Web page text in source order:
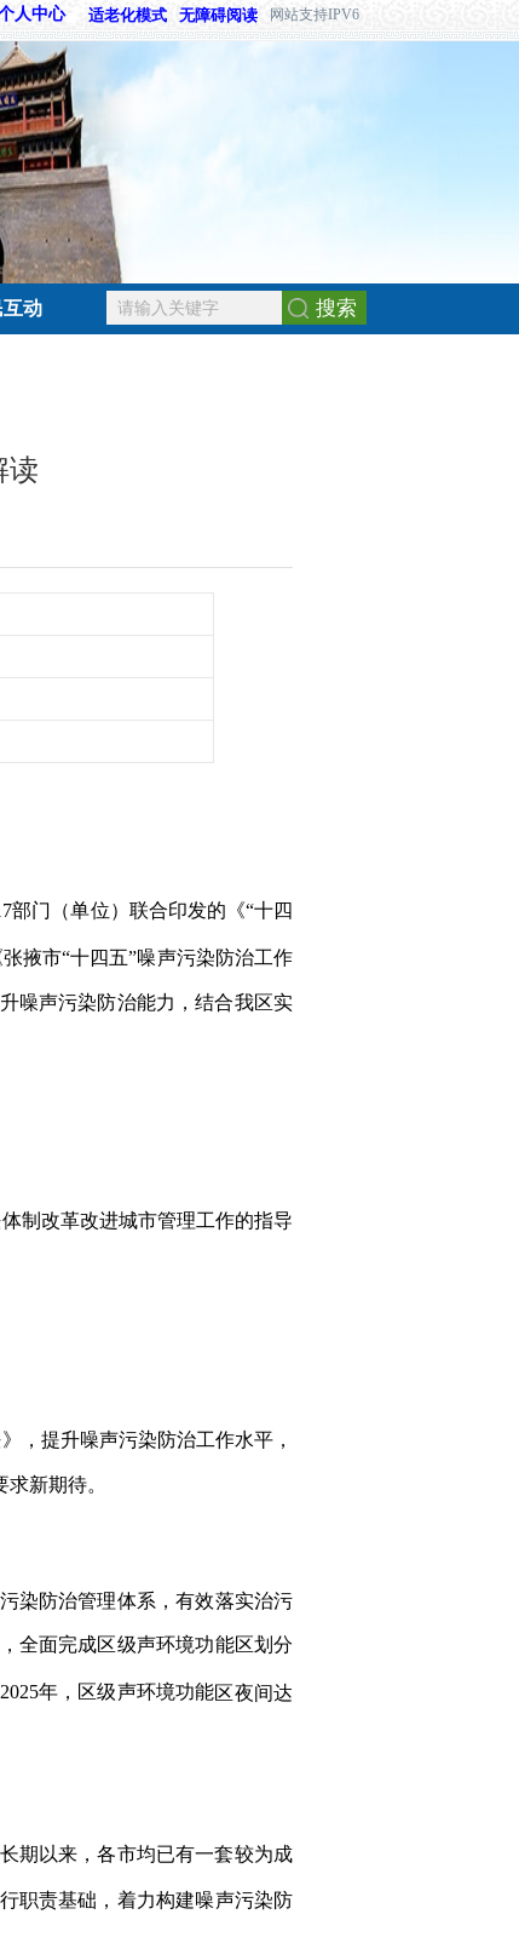
网站支持IPV6
无障碍阅读
适老化模式
人中心
动 搜索
读
门（单位）联合印发的《“十四
掖市“十四五”噪声污染防治工作
噪声污染防治能力，结合我区实
制改革改进城市管理工作的指导
提升噪声污染防治工作水平，
新期待。
染防治管理体系，有效落实治污
全面完成区级声环境功能区划分
年，区级声环境功能区夜间达
期以来，各市均已有一套较为成
职责基础，着力构建噪声污染防